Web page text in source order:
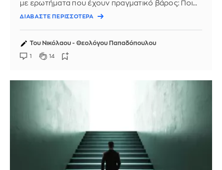
με ερωτήματα που έχουν πραγματικό βάρος: Ποιος
είμαι; Τι θέλω; Τι φοβάμαι; ...
ΔΙΑΒΑΣΤΕ ΠΕΡΙΣΣΟΤΕΡΑ
Του Νικόλαου - Θεολόγου Παπαδόπουλου
1 14